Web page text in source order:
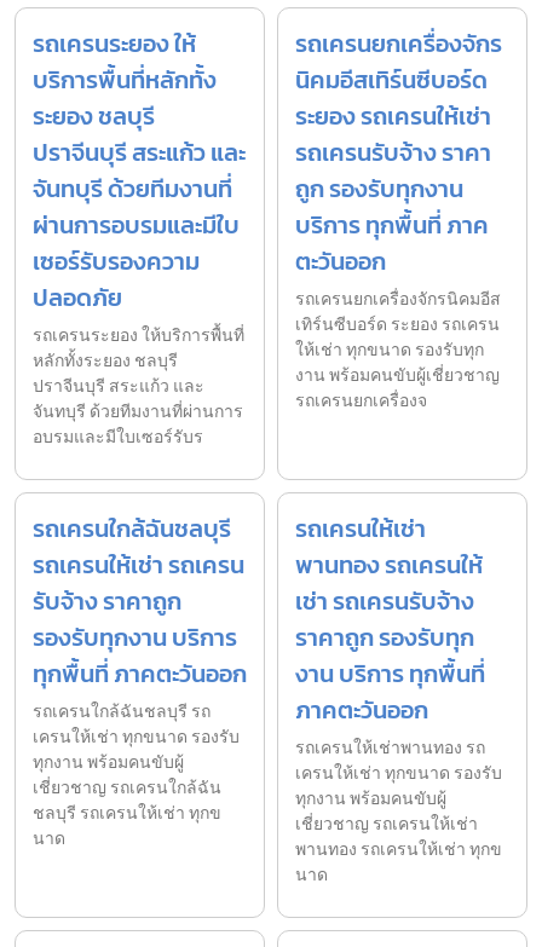
รถเครนระยอง ให้
บริการพื้นที่หลักทั้ง
ระยอง ชลบุรี
ปราจีนบุรี สระแก้ว และ
จันทบุรี ด้วยทีมงานที่
ผ่านการอบรมและมีใบ
เซอร์รับรองความ
ปลอดภัย
รถเครนระยอง ให้บริการพื้นที่
หลักทั้งระยอง ชลบุรี
ปราจีนบุรี สระแก้ว และ
จันทบุรี ด้วยทีมงานที่ผ่านการ
อบรมและมีใบเซอร์รับร
รถเครนยกเครื่องจักร
นิคมอีสเทิร์นซีบอร์ด
ระยอง รถเครนให้เช่า
รถเครนรับจ้าง ราคา
ถูก รองรับทุกงาน
บริการ ทุกพื้นที่ ภาค
ตะวันออก
รถเครนยกเครื่องจักรนิคมอีส
เทิร์นซีบอร์ด ระยอง รถเครน
ให้เช่า ทุกขนาด รองรับทุก
งาน พร้อมคนขับผู้เชี่ยวชาญ
รถเครนยกเครื่องจ
รถเครนใกล้ฉันชลบุรี
รถเครนให้เช่า รถเครน
รับจ้าง ราคาถูก
รองรับทุกงาน บริการ
ทุกพื้นที่ ภาคตะวันออก
รถเครนใกล้ฉันชลบุรี รถ
เครนให้เช่า ทุกขนาด รองรับ
ทุกงาน พร้อมคนขับผู้
เชี่ยวชาญ รถเครนใกล้ฉัน
ชลบุรี รถเครนให้เช่า ทุกข
นาด
รถเครนให้เช่า
พานทอง รถเครนให้
เช่า รถเครนรับจ้าง
ราคาถูก รองรับทุก
งาน บริการ ทุกพื้นที่
ภาคตะวันออก
รถเครนให้เช่าพานทอง รถ
เครนให้เช่า ทุกขนาด รองรับ
ทุกงาน พร้อมคนขับผู้
เชี่ยวชาญ รถเครนให้เช่า
พานทอง รถเครนให้เช่า ทุกข
นาด